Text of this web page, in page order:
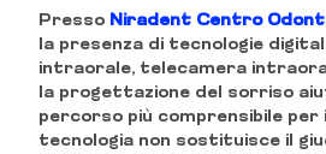
Presso Niradent Centro
la presenza di tecnologie
intraorale, telecamera
la progettazione del sorriso
percorso più comprensibile per
tecnologia non sostituisce il